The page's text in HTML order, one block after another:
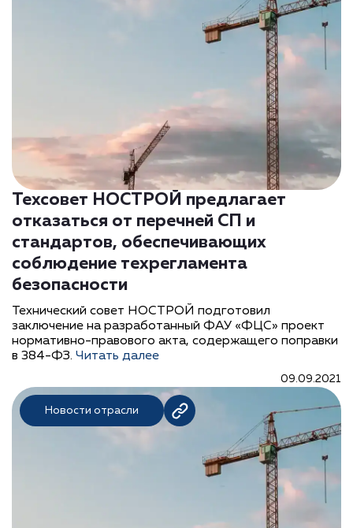
Техсовет НОСТРОЙ предлагает
отказаться от перечней СП и
стандартов, обеспечивающих
соблюдение техрегламента
безопасности
Технический совет НОСТРОЙ подготовил
заключение на разработанный ФАУ «ФЦС» проект
нормативно-правового акта, содержащего поправки
в 384-ФЗ. Читать далее
09.09.2021
Новости отрасли